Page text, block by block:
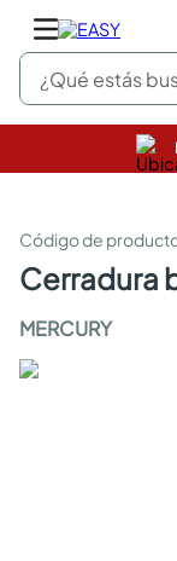
¿Qué estás
MERCURY
pinturas
sanitarios
comedor
pisos
armarios closet